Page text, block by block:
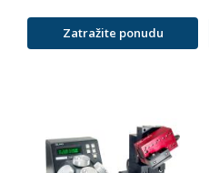
Zatražite ponudu